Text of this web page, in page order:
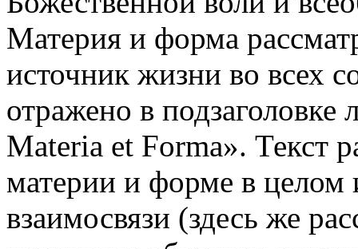
Материя и форма
источник жизни во всех
отражено в подзаголовке
Materia et Forma». Текст
материи и форме в целом
взаимосвязи (здесь же